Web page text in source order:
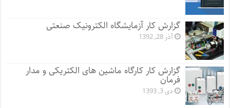
گزارش کار آزمایشگاه الکترونیک صنعتی
آذر 28, 1392
گزارش کار کارگاه ماشین های الکتریکی و مدار
فرمان
دی 3, 1393